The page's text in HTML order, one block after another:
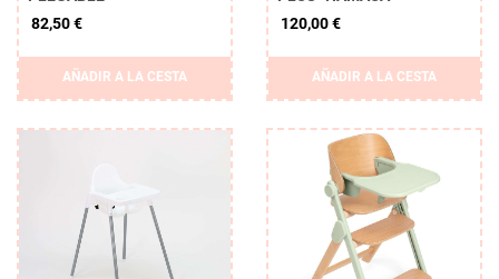
82,50 €
AÑADIR A LA CESTA
120,00 €
AÑADIR A LA CESTA